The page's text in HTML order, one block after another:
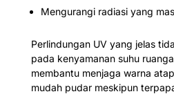
Mengurangi radiasi yang
Perlindungan UV yang jelas
pada kenyamanan suhu
membantu menjaga warna
mudah pudar meskipun